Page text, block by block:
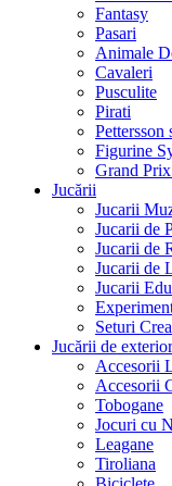
Fantasy
Pasari
Animale
Cavaleri
Pusculite
Pirati
Pettersson
Figurine
Grand
Jucării
Jucarii
Jucarii de
Jucarii de
Jucarii de
Jucarii
Seturi
Jucării de exterior
Accesorii
Accesorii
Tobogane
Jocuri cu
Leagane
Tiroliana